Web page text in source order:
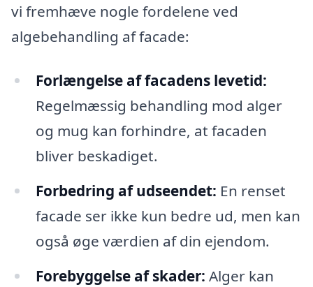
vi fremhæve nogle fordelene ved
algebehandling af facade:
Forlængelse af facadens levetid:
Regelmæssig behandling mod alger
og mug kan forhindre, at facaden
bliver beskadiget.
Forbedring af udseendet: En renset
facade ser ikke kun bedre ud, men kan
også øge værdien af din ejendom.
Forebyggelse af skader: Alger kan